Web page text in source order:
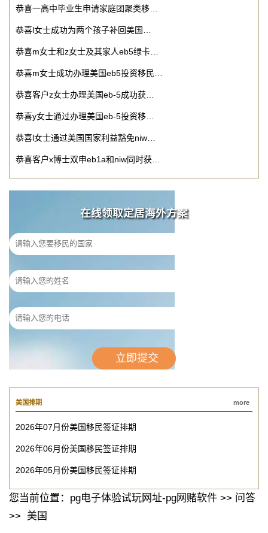
恭喜一高中毕业生申请家庭团聚类移…
恭喜l女士成功为两个孩子补回美国…
恭喜m女士和z女士及其家人eb5绿卡…
恭喜m女士成功办理美国eb5投资移民…
恭喜客户z女士办理美国eb-5成功获…
恭喜y女士通过办理美国eb-5投资移…
恭喜l女士通过美国国家利益豁免niw…
恭喜客户x博士双申eb1a和niw同时获…
在线领取定居海外方案
美国排期 more
2026年07月份美国移民签证排期
2026年06月份美国移民签证排期
2026年05月份美国移民签证排期
您当前位置： pg电子体验试玩网址-pg网赌软件 >> 问答
>> 美国